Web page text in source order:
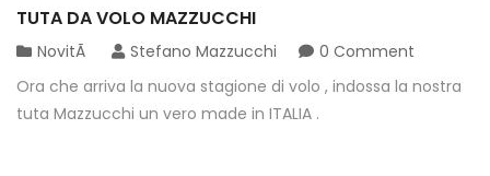
TUTA DA VOLO MAZZUCCHI
NovitÃ Stefano Mazzucchi
0 Comment
Ora che arriva la nuova stagione di volo , indossa la nostra
tuta Mazzucchi un vero made in ITALIA .